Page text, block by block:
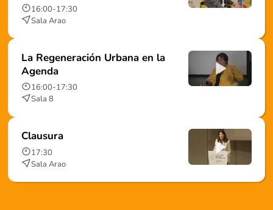
16:00-17:30
Sala Arao
La Regeneración Urbana en la
Agenda
16:00-17:30
Sala 8
Clausura
17:30
Sala Arao